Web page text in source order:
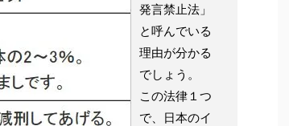
発言禁止法」
と呼んでいる
理由が分かる
でしょう。
この法律１つ
で、日本のイ